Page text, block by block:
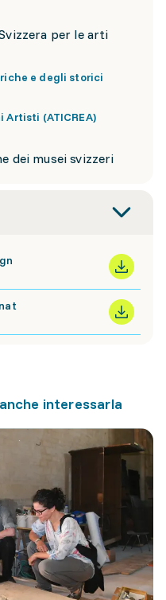
per le arti
e degli storici
(ATICREA)
dei musei svizzeri
interessarla